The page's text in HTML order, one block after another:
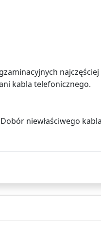
kabla telefonicznego.
niewłaściwego